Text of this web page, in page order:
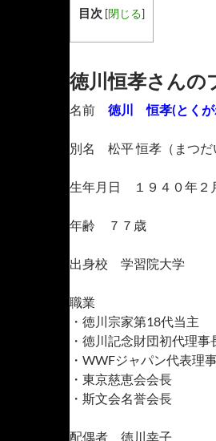
目次 [閉じる]
徳川恒孝さんの
名前 徳川 恒孝(とく
別名 松平 恒孝（まつだ
生年月日 １９４０年２
年齢 ７７歳
出身校 学習院大学
職業
・徳川宗家第18代当主
・徳川記念財団初代理事
・WWFジャパン代表理
・東京慈恵会会長
・斯文会名誉会長
配偶者 徳川幸子